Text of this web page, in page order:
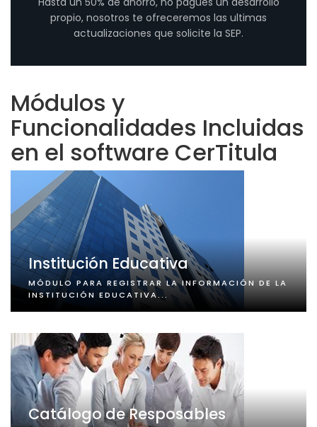
propio, nosotros te ofreceremos las ultimas
actualizaciones que solicite la SEP.
Módulos y
Funcionalidades Incluidas
en el software CerTitula
Institución Educativa
MÓDULO PARA REGISTRAR LA INFORMACIÓN DE LA
INSTITUCIÓN EDUCATIVA...
Catálogo de Resposables